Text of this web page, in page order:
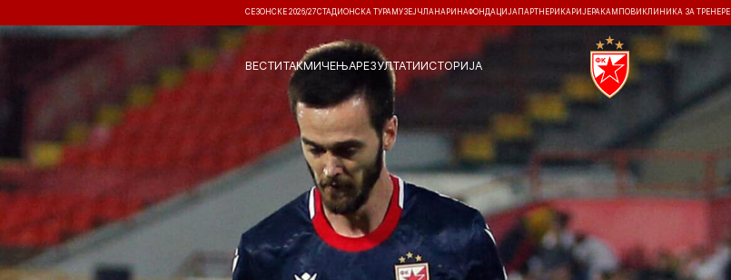
СЕЗОНСКЕ 2026/27СТАДИОНСКА ТУРА МУЗЕЈ ЧЛАНАРИНАФОНДАЦИЈА ПАРТНЕРИ КАРИЈЕРА КАМПОВИ КЛИНИКА ЗА ТРЕНЕРЕ
ВЕСТИТАКМИЧЕЊАРЕЗУЛТАТИИСТОРИЈА